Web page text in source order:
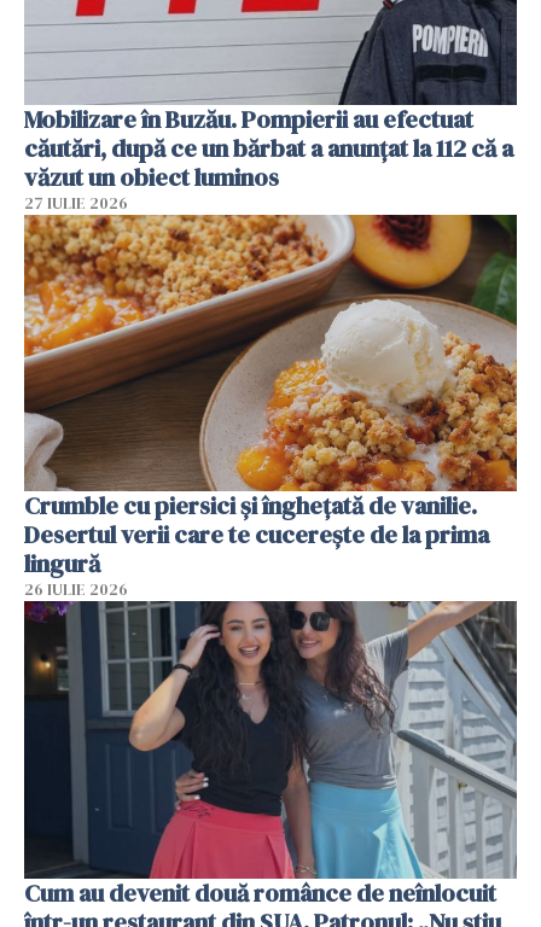
Mobilizare în Buzău. Pompierii au efectuat
căutări, după ce un bărbat a anunțat la 112 că a
văzut un obiect luminos
27 IULIE 2026
Crumble cu piersici și înghețată de vanilie.
Desertul verii care te cucerește de la prima
lingură
26 IULIE 2026
Cum au devenit două românce de neînlocuit